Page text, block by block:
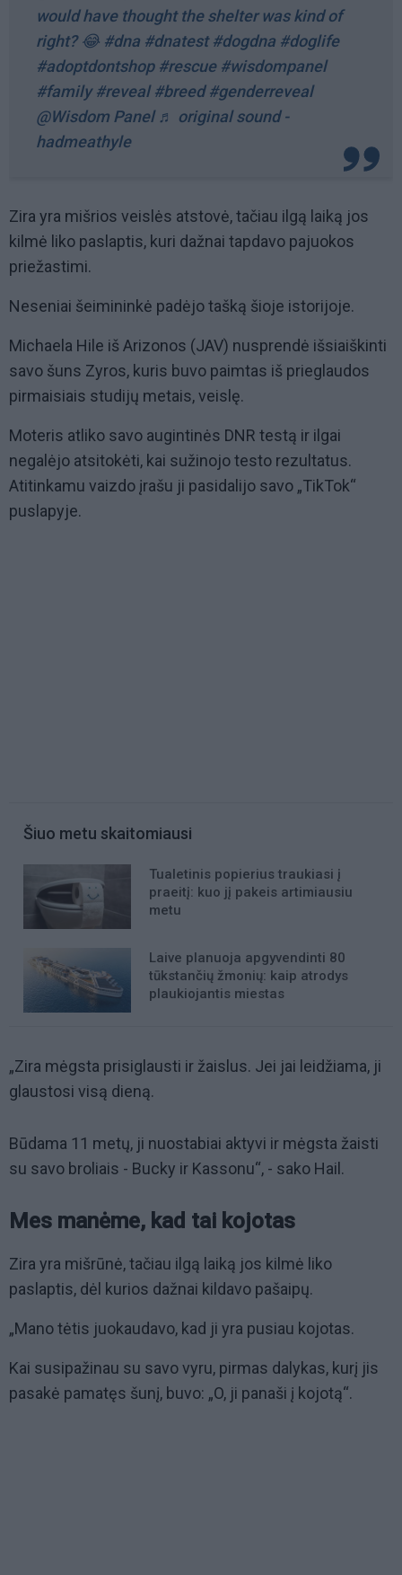
would have thought the shelter was kind of
right? 😂 #dna #dnatest #dogdna #doglife
#adoptdontshop #rescue #wisdompanel
#family #reveal #breed #genderreveal
@Wisdom Panel♬ original sound -
hadmeathyle
Zira yra mišrios veislės atstovė, tačiau ilgą laiką jos
kilmė liko paslaptis, kuri dažnai tapdavo pajuokos
priežastimi.
Neseniai šeimininkė padėjo tašką šioje istorijoje.
Michaela Hile iš Arizonos (JAV) nusprendė išsiaiškinti
savo šuns Zyros, kuris buvo paimtas iš prieglaudos
pirmaisiais studijų metais, veislę.
Moteris atliko savo augintinės DNR testą ir ilgai
negalėjo atsitokėti, kai sužinojo testo rezultatus.
Atitinkamu vaizdo įrašu ji pasidalijo savo „TikTok“
puslapyje.
Šiuo metu skaitomiausi
Tualetinis popierius traukiasi į
praeitį: kuo jį pakeis artimiausiu
metu
Laive planuoja apgyvendinti 80
tūkstančių žmonių: kaip atrodys
plaukiojantis miestas
„Zira mėgsta prisiglausti ir žaislus. Jei jai leidžiama, ji
glaustosi visą dieną.
Būdama 11 metų, ji nuostabiai aktyvi ir mėgsta žaisti
su savo broliais - Bucky ir Kassonu“, - sako Hail.
Mes manėme, kad tai kojotas
Zira yra mišrūnė, tačiau ilgą laiką jos kilmė liko
paslaptis, dėl kurios dažnai kildavo pašaipų.
„Mano tėtis juokaudavo, kad ji yra pusiau kojotas.
Kai susipažinau su savo vyru, pirmas dalykas, kurį jis
pasakė pamatęs šunį, buvo: „O, ji panaši į kojotą“.